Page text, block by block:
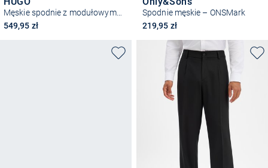
Męskie spodnie z modułowym krojem – Flips251X
549,95 zł
Spodnie męskie – ONSMark
219,95 zł